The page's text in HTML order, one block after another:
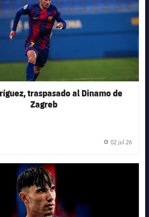
traspasado al Dinamo de
Zagreb
Fecha
02 jul 26
FC Barcelona club badge